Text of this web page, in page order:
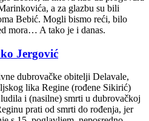
a za glazbu su bili
Bebić. Mogli bismo reći, bilo
mora… A tako je i danas.
Jergović
dubrovačke obitelji Delavale,
lika Regine (rođene Sikirić)
i (nasilne) smrti u dubrovačkoj
prati od smrti do rođenja, jer